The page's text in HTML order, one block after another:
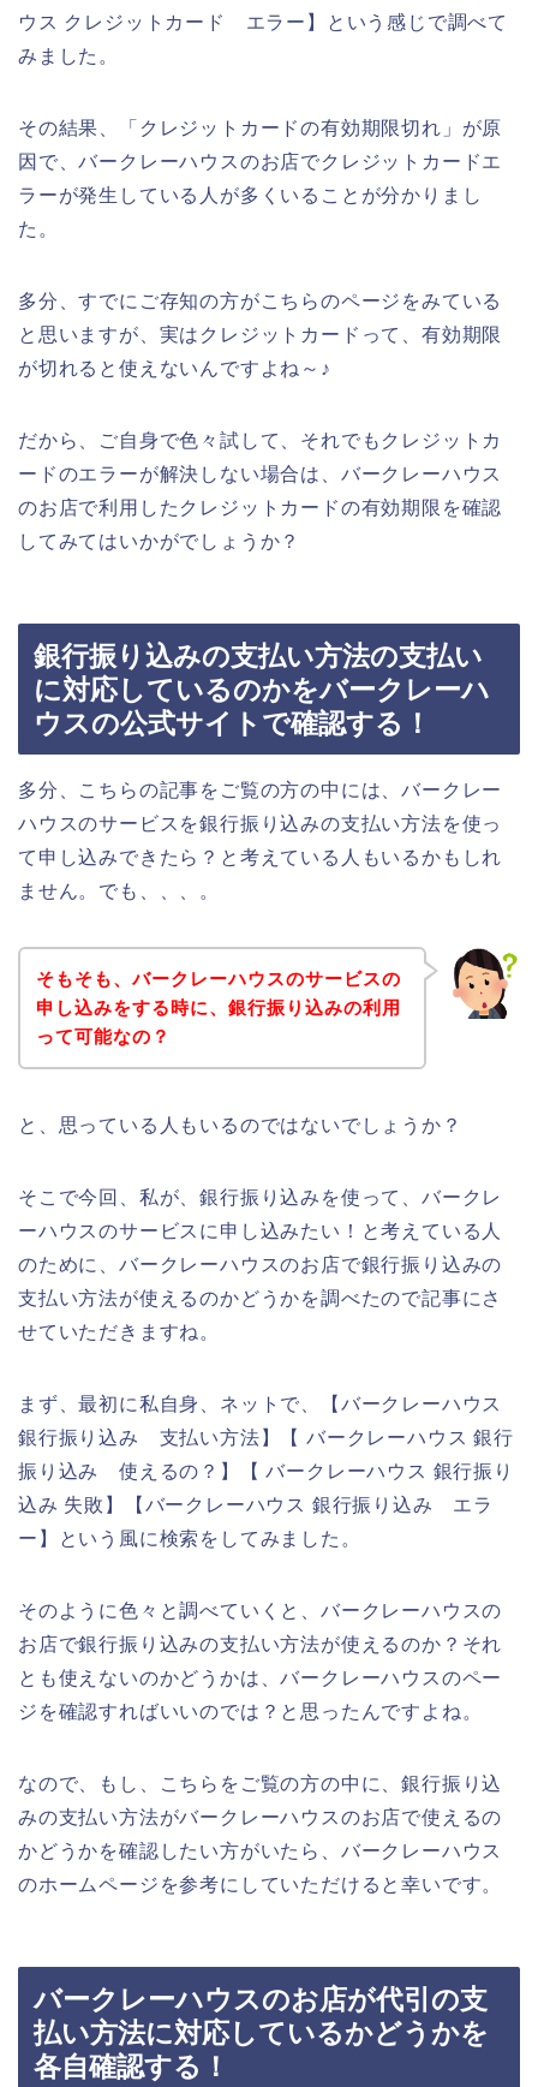
ウス クレジットカード エラー】という感じで調べて
みました。
その結果、「クレジットカードの有効期限切れ」が原
因で、バークレーハウスのお店でクレジットカードエ
ラーが発生している人が多くいることが分かりまし
た。
多分、すでにご存知の方がこちらのページをみている
と思いますが、実はクレジットカードって、有効期限
が切れると使えないんですよね～♪
だから、ご自身で色々試して、それでもクレジットカ
ードのエラーが解決しない場合は、バークレーハウス
のお店で利用したクレジットカードの有効期限を確認
してみてはいかがでしょうか？
銀行振り込みの支払い方法の支払い
に対応しているのかをバークレーハ
ウスの公式サイトで確認する！
多分、こちらの記事をご覧の方の中には、バークレー
ハウスのサービスを銀行振り込みの支払い方法を使っ
て申し込みできたら？と考えている人もいるかもしれ
ません。でも、、、。
そもそも、バークレーハウスのサービスの
申し込みをする時に、銀行振り込みの利用
って可能なの？
と、思っている人もいるのではないでしょうか？
そこで今回、私が、銀行振り込みを使って、バークレ
ーハウスのサービスに申し込みたい！と考えている人
のために、バークレーハウスのお店で銀行振り込みの
支払い方法が使えるのかどうかを調べたので記事にさ
せていただきますね。
まず、最初に私自身、ネットで、【バークレーハウス
銀行振り込み 支払い方法】【 バークレーハウス 銀行
振り込み 使えるの？】【 バークレーハウス 銀行振り
込み 失敗】【バークレーハウス 銀行振り込み エラ
ー】という風に検索をしてみました。
そのように色々と調べていくと、バークレーハウスの
お店で銀行振り込みの支払い方法が使えるのか？それ
とも使えないのかどうかは、バークレーハウスのペー
ジを確認すればいいのでは？と思ったんですよね。
なので、もし、こちらをご覧の方の中に、銀行振り込
みの支払い方法がバークレーハウスのお店で使えるの
かどうかを確認したい方がいたら、バークレーハウス
のホームページを参考にしていただけると幸いです。
バークレーハウスのお店が代引の支
払い方法に対応しているかどうかを
各自確認する！